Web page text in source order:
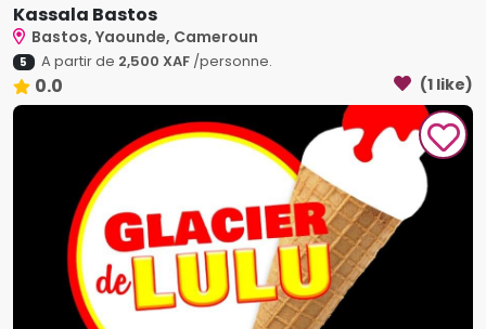
Kassala Bastos
Bastos, Yaounde, Cameroun
5 A partir de 2,500 XAF/personne.
0.0 (1 like)